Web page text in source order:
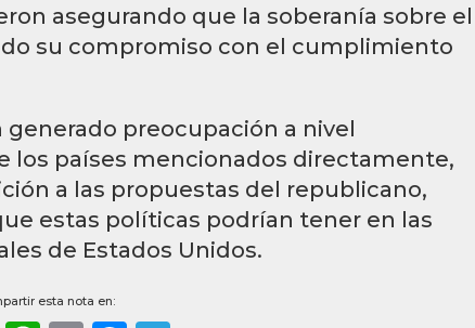
asegurando que la soberanía sobre el
su compromiso con el cumplimiento
preocupación a nivel
los países mencionados directamente,
a las propuestas del republicano,
estas políticas podrían tener en las
de Estados Unidos.
esta nota en: